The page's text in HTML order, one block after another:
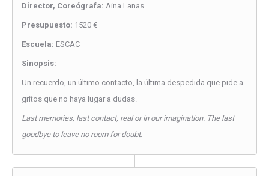
Director, Coreógrafa: Aina Lanas
Presupuesto: 1520 €
Escuela: ESCAC
Sinopsis:
Un recuerdo, un último contacto, la última despedida que pide a
gritos que no haya lugar a dudas.
Last memories, last contact, real or in our imagination. The last
goodbye to leave no room for doubt.